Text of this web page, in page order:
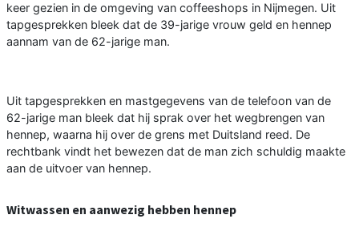
keer gezien in de omgeving van coffeeshops in Nijmegen. Uit
tapgesprekken bleek dat de 39-jarige vrouw geld en hennep
aannam van de 62-jarige man.
Uit tapgesprekken en mastgegevens van de telefoon van de
62-jarige man bleek dat hij sprak over het wegbrengen van
hennep, waarna hij over de grens met Duitsland reed. De
rechtbank vindt het bewezen dat de man zich schuldig maakte
aan de uitvoer van hennep.
Witwassen en aanwezig hebben hennep